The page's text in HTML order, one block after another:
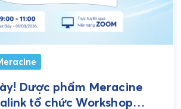
Dược phẩm Meracine
tổ chức Workshop